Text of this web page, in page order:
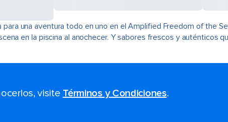
una aventura todo en uno en el Amplified Freedom of the
en la piscina al anochecer. Y sabores frescos y auténticos
visite Términos y Condiciones.